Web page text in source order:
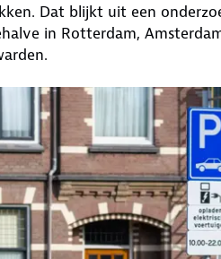
Dat blijkt uit een
in Rotterdam,